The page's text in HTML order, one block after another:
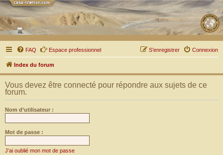
FAQ Espace professionnel Connexion
S’enregistrer
Index du forum
Vous devez être connecté pour répondre aux sujets de ce
forum.
Nom d’utilisateur :
Mot de passe :
J’ai oublié mon mot de passe